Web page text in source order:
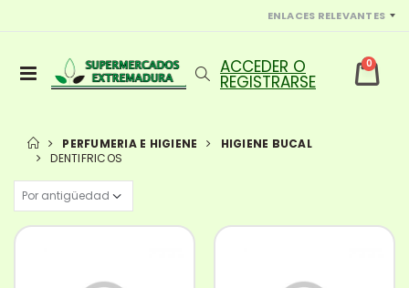
ENLACES RELEVANTES
0
PERFUMERIA E HIGIENE
HIGIENE BUCAL
DENTIFRICOS